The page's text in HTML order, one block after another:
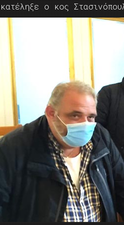
κατέληξε ο κος